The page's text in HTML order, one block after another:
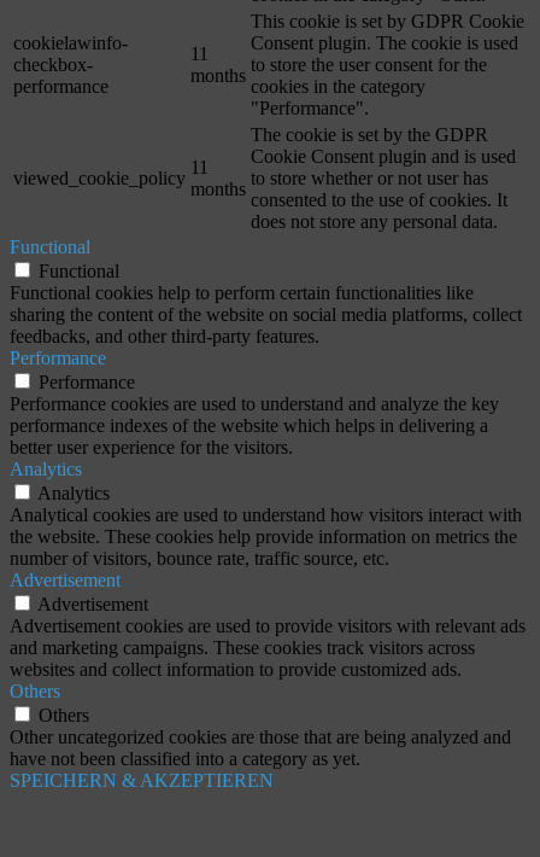
cookielawinfo-
checkbox-
performance
11
months
This cookie is set by GDPR Cookie
Consent plugin. The cookie is used
to store the user consent for the
cookies in the category
"Performance".
viewed_cookie_policy
11
months
The cookie is set by the GDPR
Cookie Consent plugin and is used
to store whether or not user has
consented to the use of cookies. It
does not store any personal data.
Functional
Functional
Functional cookies help to perform certain functionalities like
sharing the content of the website on social media platforms, collect
feedbacks, and other third-party features.
Performance
Performance
Performance cookies are used to understand and analyze the key
performance indexes of the website which helps in delivering a
better user experience for the visitors.
Analytics
Analytics
Analytical cookies are used to understand how visitors interact with
the website. These cookies help provide information on metrics the
number of visitors, bounce rate, traffic source, etc.
Advertisement
Advertisement
Advertisement cookies are used to provide visitors with relevant ads
and marketing campaigns. These cookies track visitors across
websites and collect information to provide customized ads.
Others
Others
Other uncategorized cookies are those that are being analyzed and
have not been classified into a category as yet.
SPEICHERN & AKZEPTIEREN